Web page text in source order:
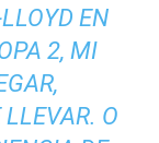
EN
2, MI
O